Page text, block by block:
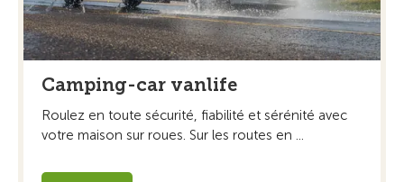
Camping-car vanlife
Roulez en toute sécurité, fiabilité et sérénité avec
votre maison sur roues. Sur les routes en ...